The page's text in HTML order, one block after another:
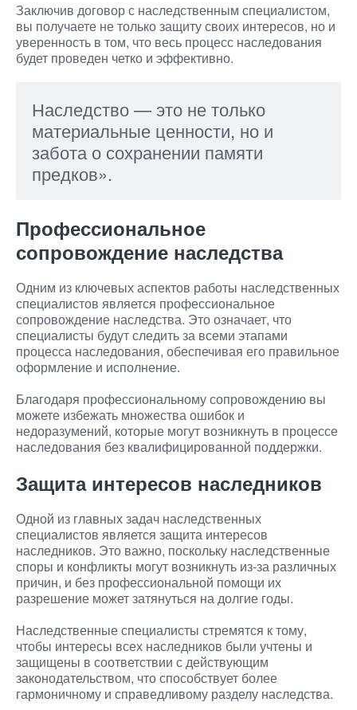
Заключив договор с наследственным специалистом,
вы получаете не только защиту своих интересов, но и
уверенность в том, что весь процесс наследования
будет проведен четко и эффективно.
Наследство — это не только
материальные ценности, но и
забота о сохранении памяти
предков».
Профессиональное
сопровождение наследства
Одним из ключевых аспектов работы наследственных
специалистов является профессиональное
сопровождение наследства. Это означает, что
специалисты будут следить за всеми этапами
процесса наследования, обеспечивая его правильное
оформление и исполнение.
Благодаря профессиональному сопровождению вы
можете избежать множества ошибок и
недоразумений, которые могут возникнуть в процессе
наследования без квалифицированной поддержки.
Защита интересов наследников
Одной из главных задач наследственных
специалистов является защита интересов
наследников. Это важно, поскольку наследственные
споры и конфликты могут возникнуть из-за различных
причин, и без профессиональной помощи их
разрешение может затянуться на долгие годы.
Наследственные специалисты стремятся к тому,
чтобы интересы всех наследников были учтены и
защищены в соответствии с действующим
законодательством, что способствует более
гармоничному и справедливому разделу наследства.